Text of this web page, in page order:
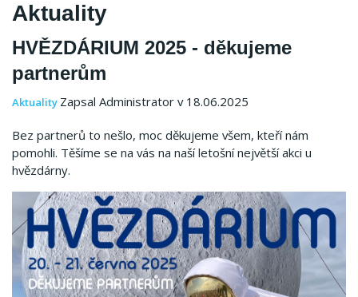
Aktuality
HVĚZDÁRIUM 2025 - děkujeme
partnerům
Aktuality Zapsal Administrator v 18.06.2025
Bez partnerů to nešlo, moc děkujeme všem, kteří nám
pomohli. Těšíme se na vás na naší letošní největší akci u
hvězdárny.